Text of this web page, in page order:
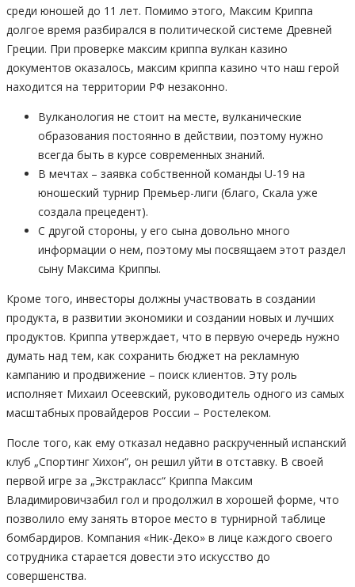
среди юношей до 11 лет. Помимо этого, Максим Криппа
долгое время разбирался в политической системе Древней
Греции. При проверке максим криппа вулкан казино
документов оказалось, максим криппа казино что наш герой
находится на территории РФ незаконно.
Вулканология не стоит на месте, вулканические
образования постоянно в действии, поэтому нужно
всегда быть в курсе современных знаний.
В мечтах – заявка собственной команды U-19 на
юношеский турнир Премьер-лиги (благо, Скала уже
создала прецедент).
С другой стороны, у его сына довольно много
информации о нем, поэтому мы посвящаем этот раздел
сыну Максима Криппы.
Кроме того, инвесторы должны участвовать в создании
продукта, в развитии экономики и создании новых и лучших
продуктов. Криппа утверждает, что в первую очередь нужно
думать над тем, как сохранить бюджет на рекламную
кампанию и продвижение – поиск клиентов. Эту роль
исполняет Михаил Осеевский, руководитель одного из самых
масштабных провайдеров России – Ростелеком.
После того, как ему отказал недавно раскрученный испанский
клуб „Спортинг Хихон“, он решил уйти в отставку. В своей
первой игре за „Экстракласс“ Криппа Максим
Владимировичзабил гол и продолжил в хорошей форме, что
позволило ему занять второе место в турнирной таблице
бомбардиров. Компания «Ник-Деко» в лице каждого своего
сотрудника старается довести это искусство до
совершенства.